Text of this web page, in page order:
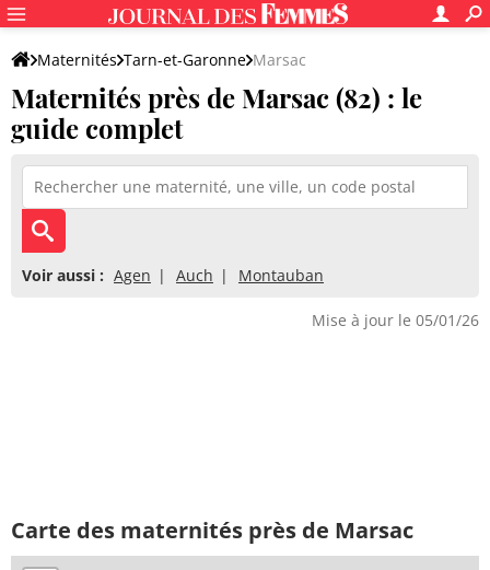
Maternités Tarn-et-Garonne Marsac
Maternités près de Marsac (82) : le
guide complet
Voir aussi : Agen Auch Montauban
Mise à jour le 05/01/26
Carte des maternités près de Marsac